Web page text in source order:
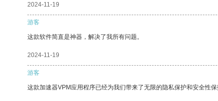
2024-11-19
游客
这款软件简直是神器，解决了我所有问题。
2024-11-19
游客
这款加速器VPM应用程序已经为我们带来了无限的隐私保护和安全性保